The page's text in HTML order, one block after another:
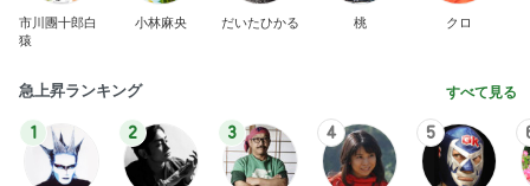
市川團十郎白
猿
小林麻央 だいたひかる 桃 クロ
急上昇ランキング すべて見る
1 2 3 4 5